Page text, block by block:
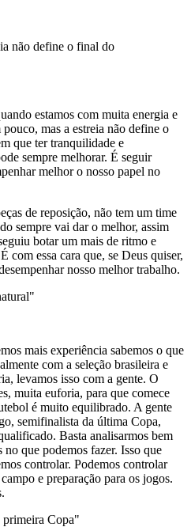
não define o final do
estamos com muita energia e
mas a estreia não define o
que ter tranquilidade e
sempre melhorar. É seguir
melhor o nosso papel no
de reposição, não tem um time
sempre vai dar o melhor, assim
botar um mais de ritmo e
com essa cara que, se Deus quiser,
nosso melhor trabalho.
mais experiência sabemos o que
com a seleção brasileira e
levamos isso com a gente. O
muita euforia, para que comece
é muito equilibrado. A gente
semifinalista da última Copa,
Basta analisarmos bem
que podemos fazer. Isso que
controlar. Podemos controlar
e preparação para os jogos.
Copa"